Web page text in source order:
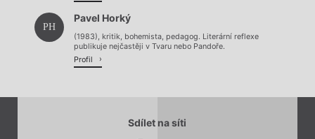
PH
Pavel Horký
(1983), kritik, bohemista, pedagog. Literární reflexe
publikuje nejčastěji v Tvaru nebo Pandoře.
Profil
Sdílet na síti